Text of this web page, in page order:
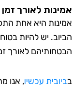
לאורך זמן
היא אחת
יש להיות
לאורך זמן
עכשיו, אנו